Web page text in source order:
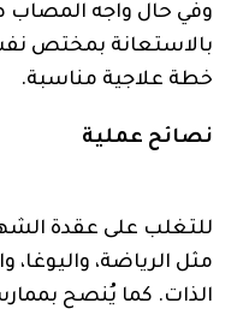
وفي حال واجه
بالاستعانة بمختص
خطة علاجية مناسبة.
نصائح عملية
للتغلب على عقدة
مثل الرياضة، واليوغا،
الذات. كما يُنصح